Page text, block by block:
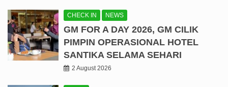
CHECK IN NEWS
GM FOR A DAY 2026, GM CILIK
PIMPIN OPERASIONAL HOTEL
SANTIKA SELAMA SEHARI
2 August 2026